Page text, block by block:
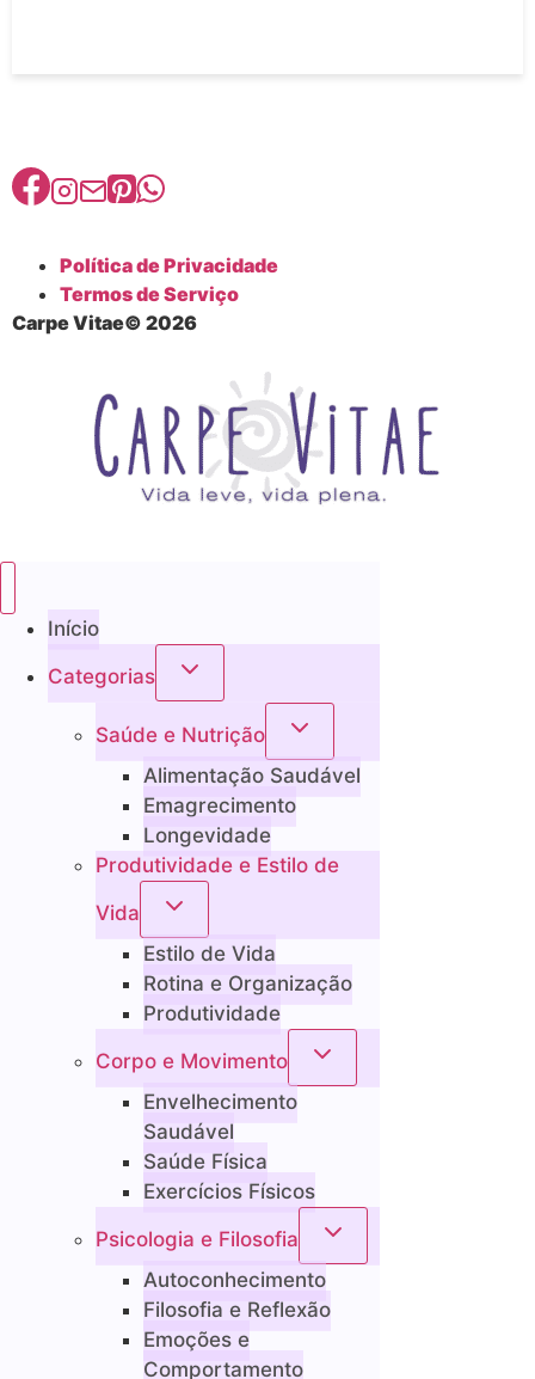
Política de Privacidade
Termos de Serviço
Carpe Vitae© 2026
Início
Categorias
Saúde e Nutrição
Alimentação Saudável
Emagrecimento
Longevidade
Produtividade e Estilo de
Vida
Estilo de Vida
Rotina e Organização
Produtividade
Corpo e Movimento
Envelhecimento
Saudável
Saúde Física
Exercícios Físicos
Psicologia e Filosofia
Autoconhecimento
Filosofia e Reflexão
Emoções e
Comportamento